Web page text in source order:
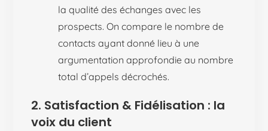
la qualité des échanges avec les
prospects. On compare le nombre de
contacts ayant donné lieu à une
argumentation approfondie au nombre
total d’appels décrochés.
2. Satisfaction & Fidélisation : la
voix du client